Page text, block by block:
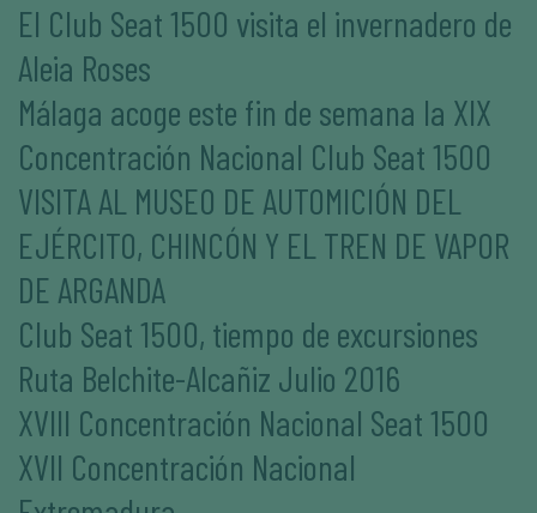
El Club Seat 1500 visita el invernadero de
Aleia Roses
Málaga acoge este fin de semana la XIX
Concentración Nacional Club Seat 1500
VISITA AL MUSEO DE AUTOMICIÓN DEL
EJÉRCITO, CHINCÓN Y EL TREN DE VAPOR
DE ARGANDA
Club Seat 1500, tiempo de excursiones
Ruta Belchite-Alcañiz Julio 2016
XVIII Concentración Nacional Seat 1500
XVII Concentración Nacional